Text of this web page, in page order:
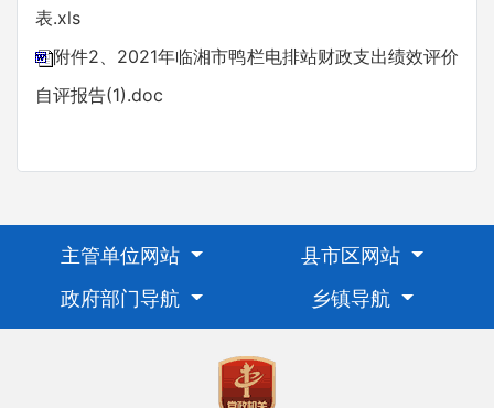
表.xls
附件2、2021年临湘市鸭栏电排站财政支出绩效评价
自评报告(1).doc
主管单位网站
县市区网站
政府部门导航
乡镇导航